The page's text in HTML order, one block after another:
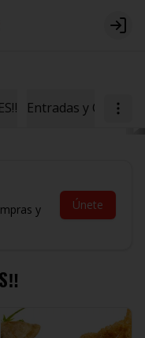
Login
Entradas y
y
Únete